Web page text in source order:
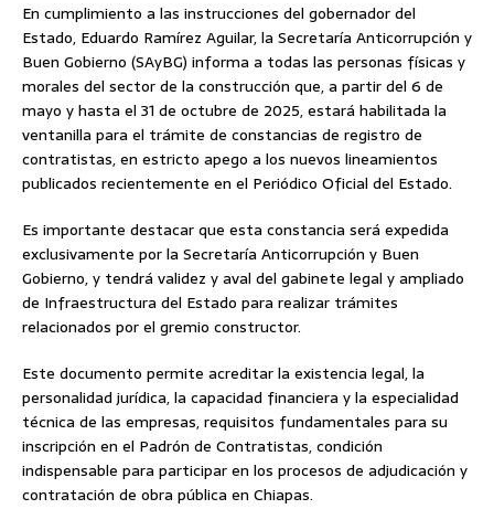
En cumplimiento a las instrucciones del gobernador del
Estado, Eduardo Ramírez Aguilar, la Secretaría Anticorrupción y
Buen Gobierno (SAyBG) informa a todas las personas físicas y
morales del sector de la construcción que, a partir del 6 de
mayo y hasta el 31 de octubre de 2025, estará habilitada la
ventanilla para el trámite de constancias de registro de
contratistas, en estricto apego a los nuevos lineamientos
publicados recientemente en el Periódico Oficial del Estado.
Es importante destacar que esta constancia será expedida
exclusivamente por la Secretaría Anticorrupción y Buen
Gobierno, y tendrá validez y aval del gabinete legal y ampliado
de Infraestructura del Estado para realizar trámites
relacionados por el gremio constructor.
Este documento permite acreditar la existencia legal, la
personalidad jurídica, la capacidad financiera y la especialidad
técnica de las empresas, requisitos fundamentales para su
inscripción en el Padrón de Contratistas, condición
indispensable para participar en los procesos de adjudicación y
contratación de obra pública en Chiapas.